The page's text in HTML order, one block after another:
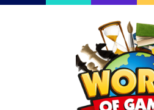
Επιτραπέζια
Παζλ